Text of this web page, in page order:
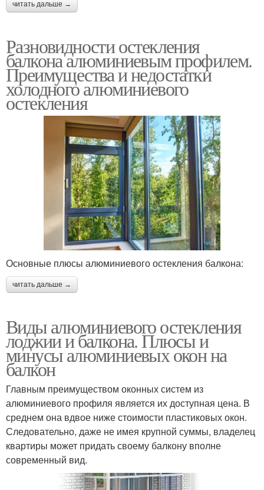
читать дальше →
Разновидности остекления
балкона алюминиевым профилем.
Преимущества и недостатки
холодного алюминиевого
остекления
Основные плюсы алюминиевого остекления балкона:
читать дальше →
Виды алюминиевого остекления
лоджии и балкона. Плюсы и
минусы алюминиевых окон на
балкон
Главным преимуществом оконных систем из
алюминиевого профиля является их доступная цена. В
среднем она вдвое ниже стоимости пластиковых окон.
Следовательно, даже не имея крупной суммы, владелец
квартиры может придать своему балкону вполне
современный вид.